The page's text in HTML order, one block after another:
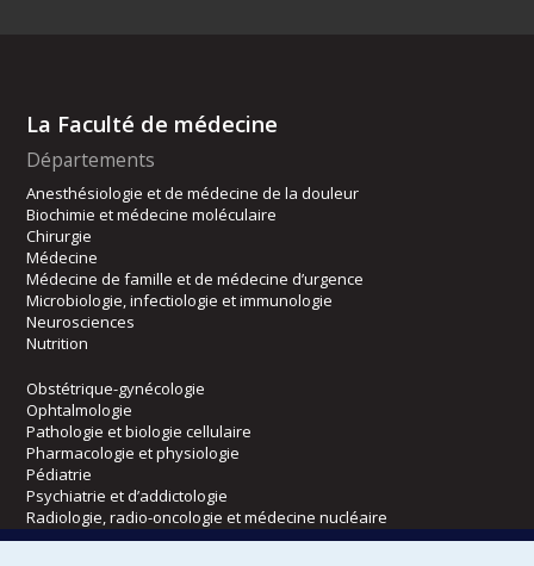
La Faculté de médecine
Départements
Anesthésiologie et de médecine de la douleur
Biochimie et médecine moléculaire
Chirurgie
Médecine
Médecine de famille et de médecine d’urgence
Microbiologie, infectiologie et immunologie
Neurosciences
Nutrition
Obstétrique-gynécologie
Ophtalmologie
Pathologie et biologie cellulaire
Pharmacologie et physiologie
Pédiatrie
Psychiatrie et d’addictologie
Radiologie, radio-oncologie et médecine nucléaire